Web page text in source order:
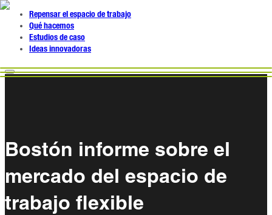
Repensar el espacio de trabajo
Qué hacemos
Estudios de caso
Ideas innovadoras
Bostón informe sobre el
mercado del espacio de
trabajo flexible